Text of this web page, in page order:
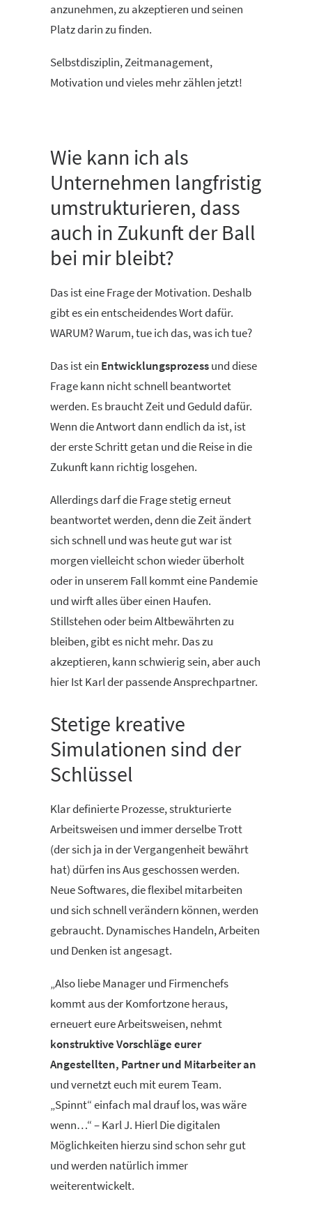
anzunehmen, zu akzeptieren und seinen
Platz darin zu finden.
Selbstdisziplin, Zeitmanagement,
Motivation und vieles mehr zählen jetzt!
Wie kann ich als
Unternehmen langfristig
umstrukturieren, dass
auch in Zukunft der Ball
bei mir bleibt?
Das ist eine Frage der Motivation. Deshalb
gibt es ein entscheidendes Wort dafür.
WARUM? Warum, tue ich das, was ich tue?
Das ist ein Entwicklungsprozessund diese
Frage kann nicht schnell beantwortet
werden. Es braucht Zeit und Geduld dafür.
Wenn die Antwort dann endlich da ist, ist
der erste Schritt getan und die Reise in die
Zukunft kann richtig losgehen.
Allerdings darf die Frage stetig erneut
beantwortet werden, denn die Zeit ändert
sich schnell und was heute gut war ist
morgen vielleicht schon wieder überholt
oder in unserem Fall kommt eine Pandemie
und wirft alles über einen Haufen.
Stillstehen oder beim Altbewährten zu
bleiben, gibt es nicht mehr. Das zu
akzeptieren, kann schwierig sein, aber auch
hier Ist Karl der passende Ansprechpartner.
Stetige kreative
Simulationen sind der
Schlüssel
Klar definierte Prozesse, strukturierte
Arbeitsweisen und immer derselbe Trott
(der sich ja in der Vergangenheit bewährt
hat) dürfen ins Aus geschossen werden.
Neue Softwares, die flexibel mitarbeiten
und sich schnell verändern können, werden
gebraucht. Dynamisches Handeln, Arbeiten
und Denken ist angesagt.
„Also liebe Manager und Firmenchefs
kommt aus der Komfortzone heraus,
erneuert eure Arbeitsweisen, nehmt
konstruktive Vorschläge eurer
Angestellten, Partner und Mitarbeiter an
und vernetzt euch mit eurem Team.
„Spinnt“ einfach mal drauf los, was wäre
wenn…“ – Karl J. Hierl Die digitalen
Möglichkeiten hierzu sind schon sehr gut
und werden natürlich immer
weiterentwickelt.